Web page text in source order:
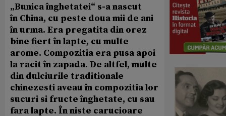
„Bunica înghetatei“ s-a nascut
în China, cu peste doua mii de ani
în urma. Era pregatita din orez
bine fiert în lapte, cu multe
arome. Compozitia era pusa apoi
la racit în zapada. De altfel, multe
din dulciurile traditionale
chinezesti aveau în compozitia lor
sucuri si fructe înghetate, cu sau
fara lapte. În niste carucioare